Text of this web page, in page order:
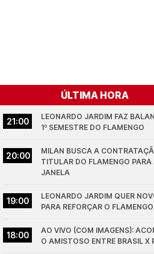
ÚLTIMA HORA
21:00
LEONARDO JARDIM FAZ
1º SEMESTRE DO FLAMENGO
20:00
MILAN BUSCA A
TITULAR DO FLAMENGO PARA
JANELA
19:00
LEONARDO JARDIM QUER
PARA REFORÇAR O FLAMENGO
18:00
AO VIVO (COM IMAGENS):
O AMISTOSO ENTRE BRASIL X